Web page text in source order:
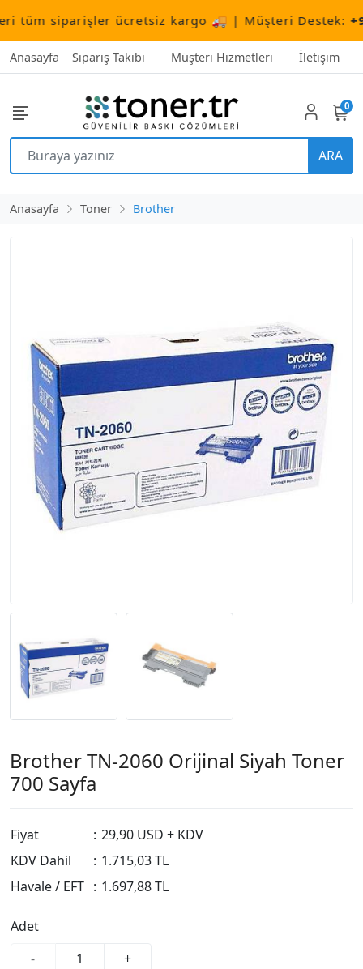
siparişler ücretsiz kargo 🚚 | Müşteri Destek:+90
Anasayfa Sipariş Takibi Müşteri Hizmetleri İletişim
ARA
0
Anasayfa Toner Brother
Brother TN-2060 Orijinal Siyah Toner
700 Sayfa
Fiyat : 29,90 USD + KDV
KDV Dahil
: 1.715,03 TL
Havale / EFT : 1.697,88 TL
Adet
-
+